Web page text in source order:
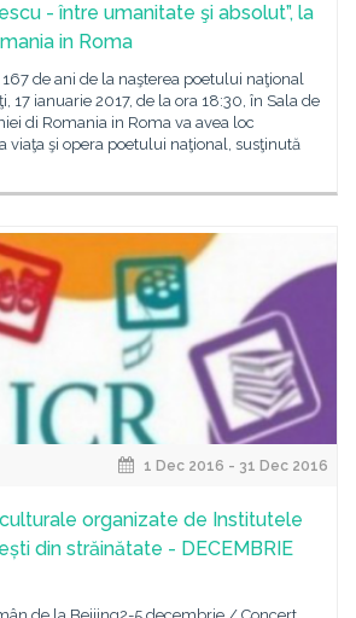
- între umanitate şi absolut”, la
in Roma
de ani de la naşterea poetului naţional
17 ianuarie 2017, de la ora 18:30, în Sala de
di Romania in Roma va avea loc
viaţa şi opera poetului naţional, susţinută
1 Dec 2016 - 31 Dec 2016
organizate de Institutele
din străinătate - DECEMBRIE